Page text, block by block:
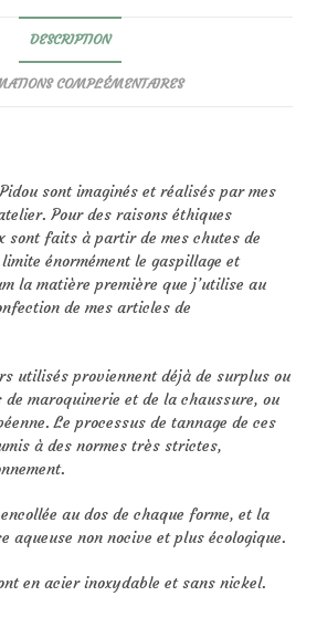
DESCRIPTION
COMPLÉMENTAIRES
sont imaginés et réalisés par mes
Pour des raisons éthiques
sont faits à partir de mes chutes de
énormément le gaspillage et
la matière première que j’utilise au
de mes articles de
utilisés proviennent déjà de surplus ou
de maroquinerie et de la chaussure, ou
Le processus de tannage de ces
à des normes très strictes,
au dos de chaque forme, et la
aqueuse non nocive et plus écologique.
en acier inoxydable et sans nickel.